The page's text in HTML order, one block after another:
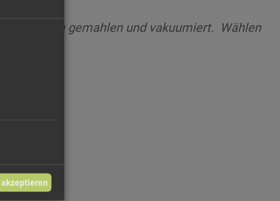
auch frisch gemahlen und vakuumiert.
Wählen